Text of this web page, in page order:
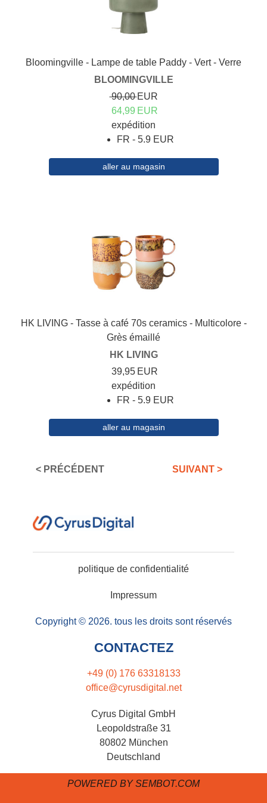
Bloomingville - Lampe de table Paddy - Vert - Verre
BLOOMINGVILLE
90,00EUR
64,99 EUR
expédition
FR - 5.9 EUR
aller au magasin
HK LIVING - Tasse à café 70s ceramics - Multicolore -
Grès émaillé
HK LIVING
39,95 EUR
expédition
FR - 5.9 EUR
aller au magasin
< PRÉCÉDENT SUIVANT >
politique de confidentialité
Impressum
Copyright © 2026. tous les droits sont réservés
CONTACTEZ
+49 (0) 176 63318133
office@cyrusdigital.net
Cyrus Digital GmbH
Leopoldstraße 31
80802 München
Deutschland
POWERED BY SEMBOT.COM